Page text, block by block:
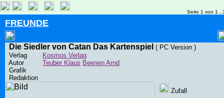
Seite 1 von 1
FREUNDE
Die Siedler von Catan Das Kartenspiel ( PC Version )
Verlag
Kosmos Verlag
Autor
Teuber Klaus Beenen Arnd
Grafik
Redaktion
Zufall